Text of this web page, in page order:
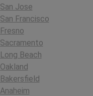
San Jose
San Francisco
Fresno
Sacramento
Long Beach
Oakland
Bakersfield
Anaheim